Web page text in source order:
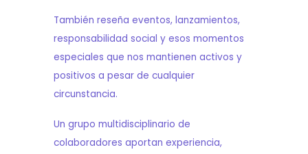
También reseña eventos, lanzamientos,
responsabilidad social y esos momentos
especiales que nos mantienen activos y
positivos a pesar de cualquier
circunstancia.
Un grupo multidisciplinario de
colaboradores aportan experiencia,